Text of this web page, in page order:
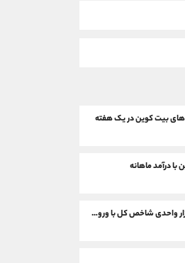
بورس 9 تیر 1405؛ رشد 68 هزار واحدی شاخص کل با ورود 3 همت پول حقیقی